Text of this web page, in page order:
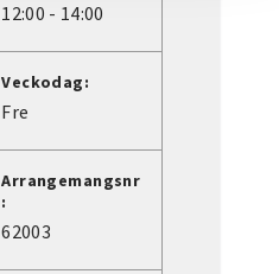
12:00 - 14:00
Veckodag:
Fre
Arrangemangsnr
:
62003